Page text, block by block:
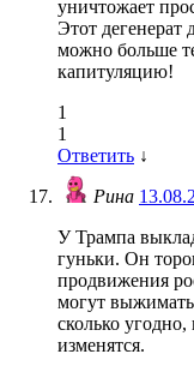
уничтожает
Этот дегенерат
можно больше
капитуляцию!
1
1
Ответить ↓
Рина
У Трампа
гуньки. Он
продвижения
могут
сколько
изменятся.